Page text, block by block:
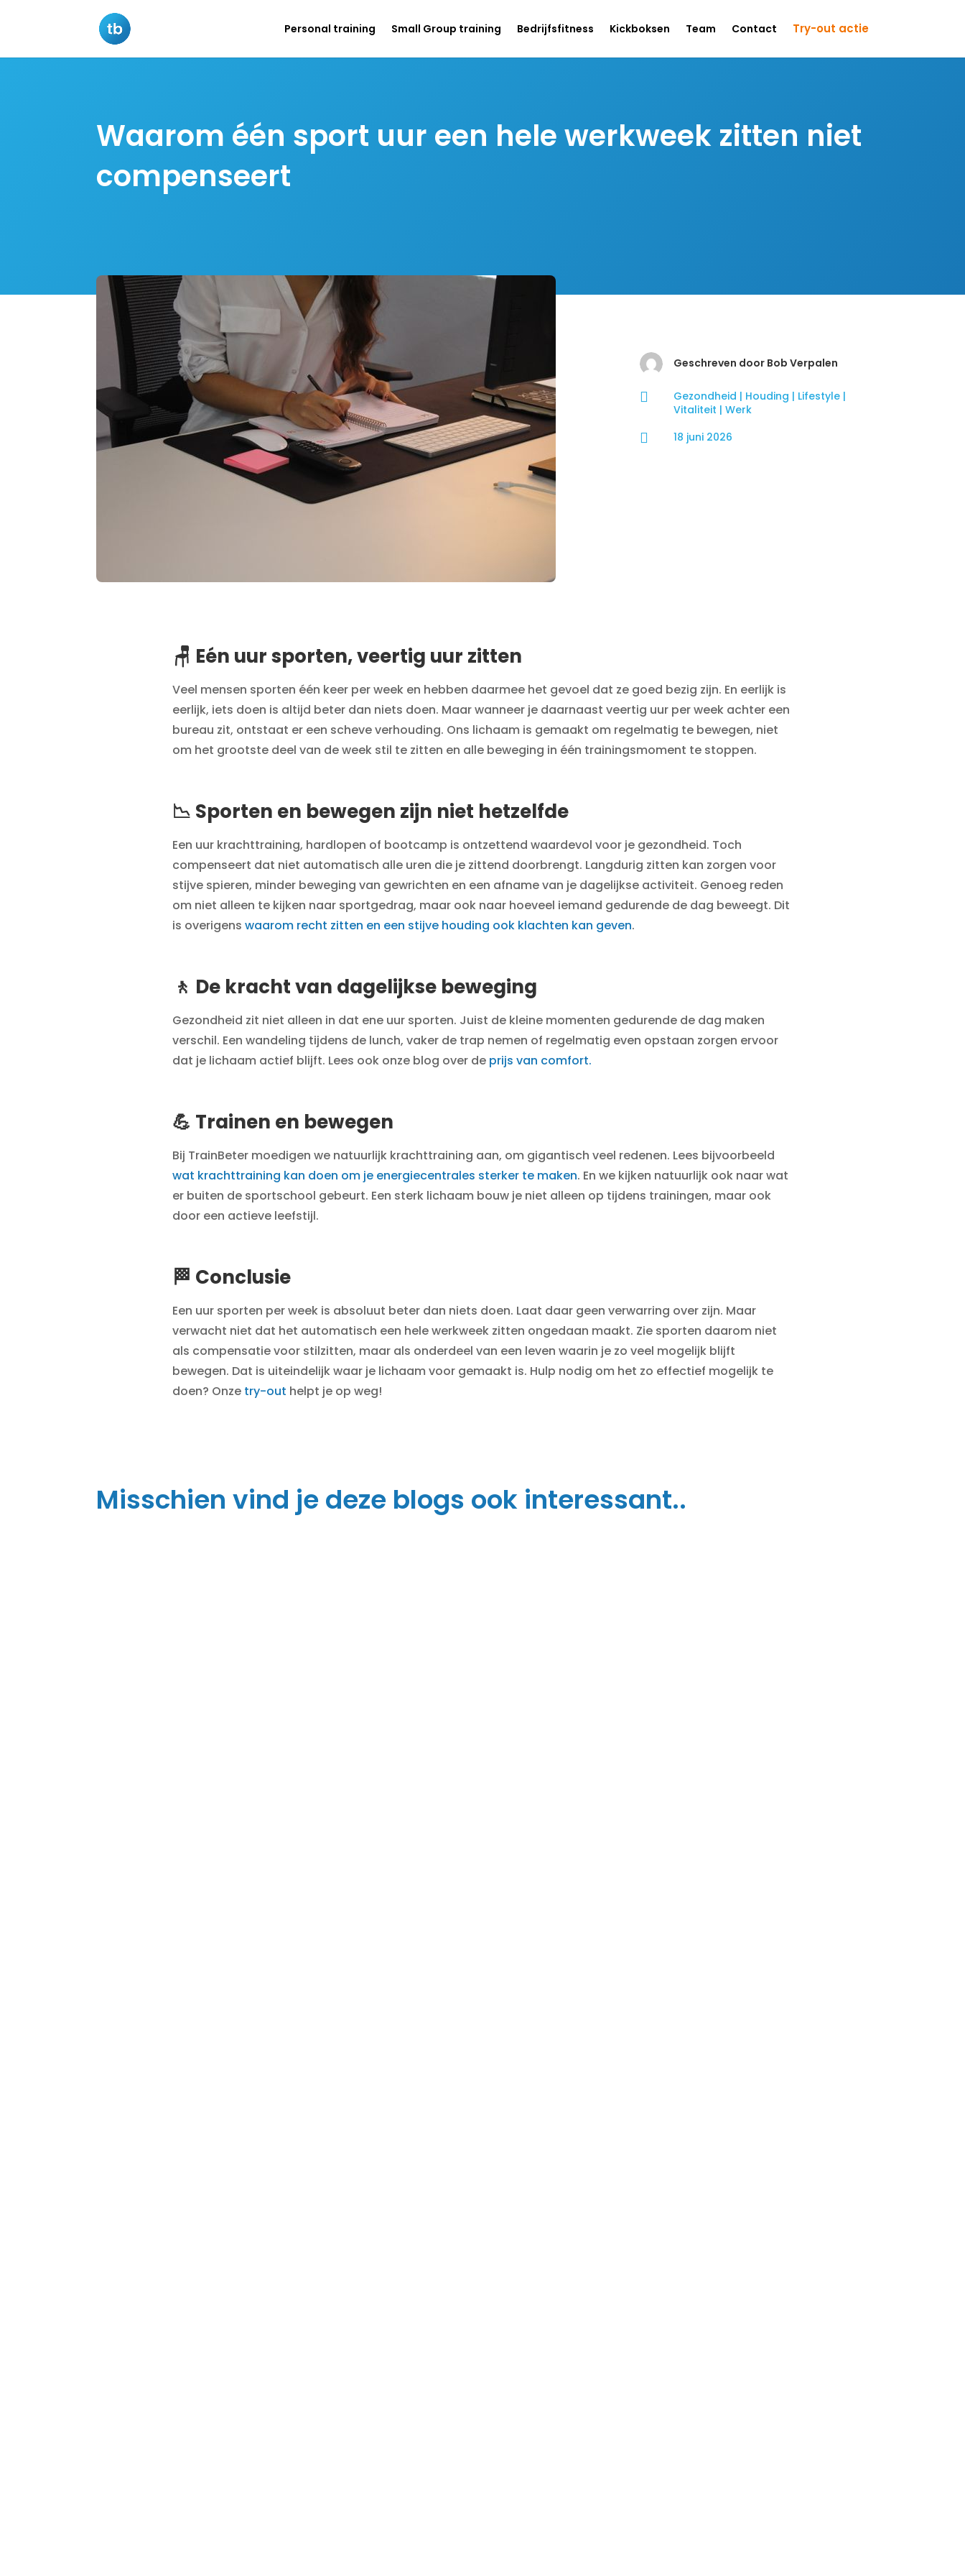
Personal training Small Group training Bedrijfsfitness Kickboksen Team Contact Try-out actie
Waarom één sport uur een hele werkweek zitten niet
compenseert
Geschreven door Bob Verpalen
 Gezondheid | Houding | Lifestyle |
Vitaliteit |Werk
 18 juni 2026
🪑 Eén uur sporten, veertig uur zitten
Veel mensen sporten één keer per week en hebben daarmee het gevoel dat ze goed bezig zijn. En eerlijk is
eerlijk, iets doen is altijd beter dan niets doen. Maar wanneer je daarnaast veertig uur per week achter een
bureau zit, ontstaat er een scheve verhouding. Ons lichaam is gemaakt om regelmatig te bewegen, niet
om het grootste deel van de week stil te zitten en alle beweging in één trainingsmoment te stoppen.
📉 Sporten en bewegen zijn niet hetzelfde
Een uur krachttraining, hardlopen of bootcamp is ontzettend waardevol voor je gezondheid. Toch
compenseert dat niet automatisch alle uren die je zittend doorbrengt. Langdurig zitten kan zorgen voor
stijve spieren, minder beweging van gewrichten en een afname van je dagelijkse activiteit. Genoeg reden
om niet alleen te kijken naar sportgedrag, maar ook naar hoeveel iemand gedurende de dag beweegt. Dit
is overigens waarom recht zitten en een stijve houding ook klachten kan geven.
🚶 De kracht van dagelijkse beweging
Gezondheid zit niet alleen in dat ene uur sporten. Juist de kleine momenten gedurende de dag maken
verschil. Een wandeling tijdens de lunch, vaker de trap nemen of regelmatig even opstaan zorgen ervoor
dat je lichaam actief blijft. Lees ook onze blog over de prijs van comfort.
💪 Trainen en bewegen
Bij TrainBeter moedigen we natuurlijk krachttraining aan, om gigantisch veel redenen. Lees bijvoorbeeld
wat krachttraining kan doen om je energiecentrales sterker te maken. En we kijken natuurlijk ook naar wat
er buiten de sportschool gebeurt. Een sterk lichaam bouw je niet alleen op tijdens trainingen, maar ook
door een actieve leefstijl.
🏁 Conclusie
Een uur sporten per week is absoluut beter dan niets doen. Laat daar geen verwarring over zijn. Maar
verwacht niet dat het automatisch een hele werkweek zitten ongedaan maakt. Zie sporten daarom niet
als compensatie voor stilzitten, maar als onderdeel van een leven waarin je zo veel mogelijk blijft
bewegen. Dat is uiteindelijk waar je lichaam voor gemaakt is. Hulp nodig om het zo effectief mogelijk te
doen? Onze try-out helpt je op weg!
Misschien vind je deze blogs ook interessant..